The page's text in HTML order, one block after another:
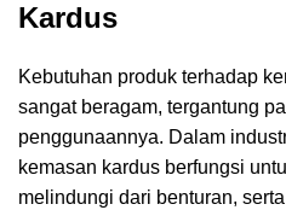
Kardus
Kebutuhan produk terhadap
sangat beragam, tergantung
penggunaannya. Dalam
kemasan kardus berfungsi
melindungi dari benturan,